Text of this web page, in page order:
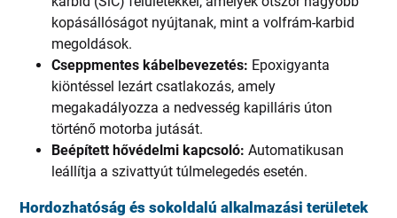
kopásállóságot nyújtanak, mint a volfrám-karbid
megoldások.
Cseppmentes kábelbevezetés: Epoxigyanta
kiöntéssel lezárt csatlakozás, amely
megakadályozza a nedvesség kapilláris úton
történő motorba jutását.
Beépített hővédelmi kapcsoló: Automatikusan
leállítja a szivattyút túlmelegedés esetén.
Hordozhatóság és sokoldalú alkalmazási területek